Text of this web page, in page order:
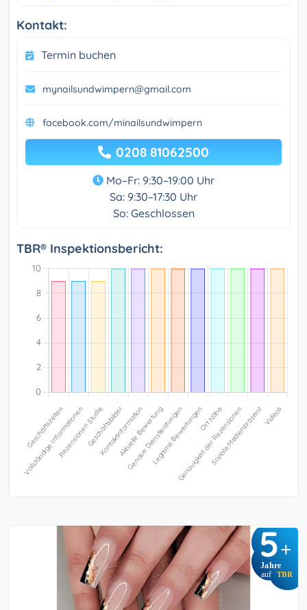
Kontakt:
Termin buchen
mynailsundwimpern@gmail.com
facebook.com/minailsundwimpern
0208 81062500
Mo–Fr: 9:30–19:00 Uhr
Sa: 9:30–17:30 Uhr
So: Geschlossen
TBR® Inspektionsbericht:
5+
Jahre
auf TBR